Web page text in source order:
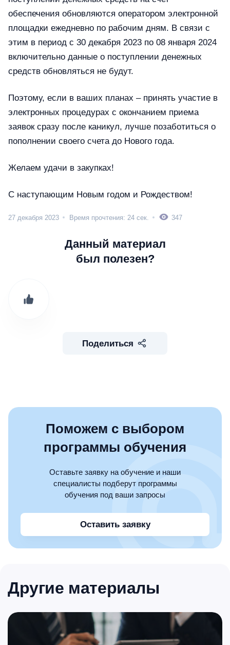
обеспечения обновляются оператором электронной
площадки ежедневно по рабочим дням. В связи с
этим в период с 30 декабря 2023 по 08 января 2024
включительно данные о поступлении денежных
средств обновляться не будут.
Поэтому, если в ваших планах – принять участие в
электронных процедурах с окончанием приема
заявок сразу после каникул, лучше позаботиться о
пополнении своего счета до Нового года.
Желаем удачи в закупках!
С наступающим Новым годом и Рождеством!
27 декабря 2023 Время прочтения: 24 сек. 347
Данный материал
был полезен?
Поделиться
Поможем с выбором
программы обучения
Оставьте заявку на обучение и наши
специалисты подберут программы
обучения под ваши запросы
Оставить заявку
Другие материалы